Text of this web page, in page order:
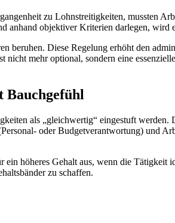
zu Lohnstreitigkeiten, mussten
anhand objektiver Kriterien darlegen,
beruhen. Diese Regelung erhöht den
mehr optional, sondern eine
als „gleichwertig“ eingestuft
oder Budgetverantwortung) und
höheres Gehalt aus, wenn die Tätigkeit
zu schaffen.